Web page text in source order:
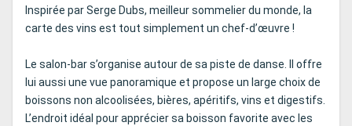
Inspirée par Serge Dubs, meilleur sommelier du monde, la
carte des vins est tout simplement un chef-d’œuvre !
Le salon-bar s’organise autour de sa piste de danse. Il offre
lui aussi une vue panoramique et propose un large choix de
boissons non alcoolisées, bières, apéritifs, vins et digestifs.
L’endroit idéal pour apprécier sa boisson favorite avec les